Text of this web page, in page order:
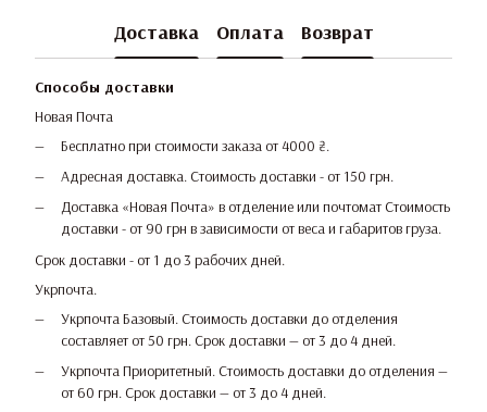
Доставка Оплата Возврат
Способы доставки
Новая Почта
Бесплатно при стоимости заказа от 4000 ₴.
Адресная доставка. Стоимость доставки - от 150 грн.
Доставка «Новая Почта» в отделение или почтомат Стоимость
доставки - от 90 грн в зависимости от веса и габаритов груза.
Срок доставки - от 1 до 3 рабочих дней.
Укрпочта.
Укрпочта Базовый. Стоимость доставки до отделения
составляет от 50 грн. Срок доставки — от 3 до 4 дней.
Укрпочта Приоритетный. Стоимость доставки до отделения —
от 60 грн. Срок доставки — от 3 до 4 дней.